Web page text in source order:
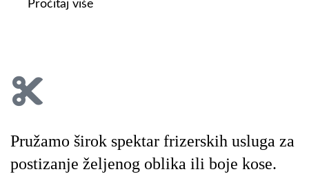
Pročitaj više
Pružamo širok spektar frizerskih usluga za
postizanje željenog oblika ili boje kose.